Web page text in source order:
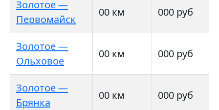
Золотое —
Первомайск
00 км 000 руб
Золотое —
Ольховое
00 км 000 руб
Золотое —
Брянка
00 км 000 руб